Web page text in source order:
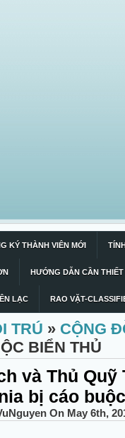
KÝ THÀNH VIÊN MỚI
HƯỚNG DẪN CẦN THIẾT
LẠC RAO VẶT-
TRÚ » CỘNG
BIỂN THỦ
và Thủ Quỹ
bị cáo
On May 6th,